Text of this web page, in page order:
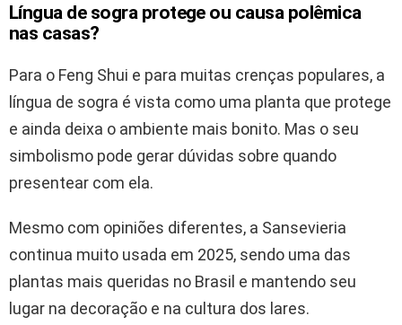
Língua de sogra protege ou causa polêmica
nas casas?
Para o Feng Shui e para muitas crenças populares, a
língua de sogra é vista como uma planta que protege
e ainda deixa o ambiente mais bonito. Mas o seu
simbolismo pode gerar dúvidas sobre quando
presentear com ela.
Mesmo com opiniões diferentes, a Sansevieria
continua muito usada em 2025, sendo uma das
plantas mais queridas no Brasil e mantendo seu
lugar na decoração e na cultura dos lares.